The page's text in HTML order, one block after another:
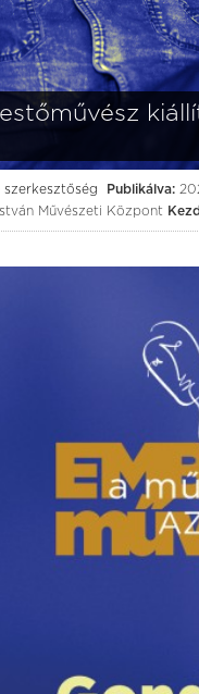
szerkesztőség Publikálva:
Művészeti Központ